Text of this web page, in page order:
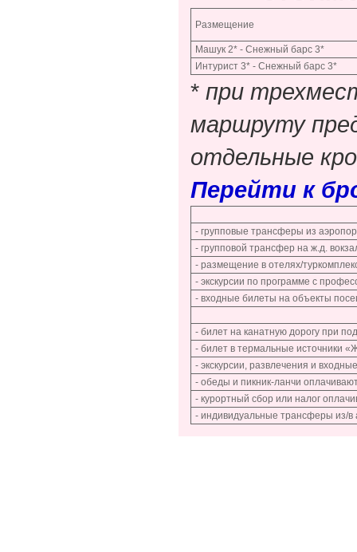
Размещение
Машук 2* - Снежный барс 3*
Интурист 3* - Снежный барс 3*
* при
маршруту
отдельные
Перейти к
- групповые трансферы из
- групповой трансфер на ж.д.
- размещение в отелях/
- экскурсии по программе с
- входные билеты на объекты
- билет на канатную дорогу при
- билет в термальные источники
- экскурсии, развлечения и
- обеды и пикник-ланчи
- курортный сбор или налог
- индивидуальные трансферы из/в